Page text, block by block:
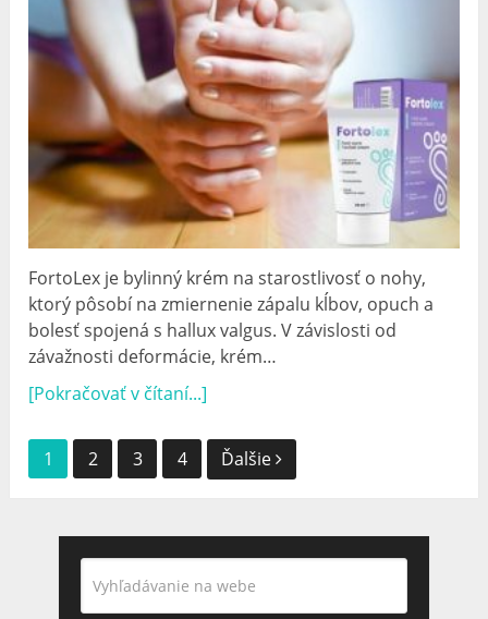
FortoLex je bylinný krém na starostlivosť o nohy,
ktorý pôsobí na zmiernenie zápalu kĺbov, opuch a
bolesť spojená s hallux valgus. V závislosti od
závažnosti deformácie, krém…
[Pokračovať v čítaní...]
Navigácia
1 2 3 4 Ďalšie